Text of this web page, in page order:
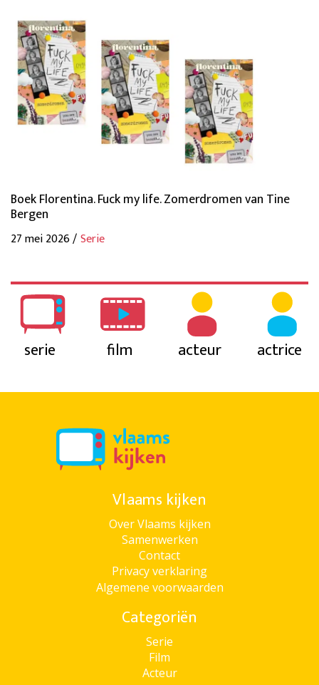
Boek Florentina. Fuck my life. Zomerdromen van Tine
Bergen
27 mei 2026 /Serie
serie film acteur actrice
Vlaams kijken
Over Vlaams kijken
Samenwerken
Contact
Privacy verklaring
Algemene voorwaarden
Categoriën
Serie
Film
Acteur